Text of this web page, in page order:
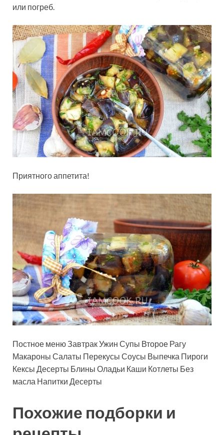
или погреб.
Приятного аппетита!
Постное меню Завтрак Ужин Супы Второе Рагу
Макароны Салаты Перекусы Соусы Выпечка Пироги
Кексы Десерты Блины Оладьи Каши Котлеты Без
масла Напитки Десерты
Похожие подборки и